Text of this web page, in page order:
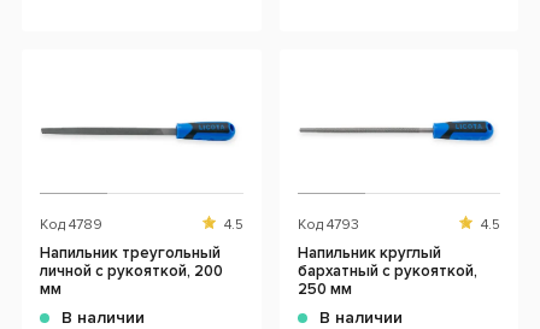
Код 4789 4.5
Напильник треугольный
личной с рукояткой, 200
мм
В наличии
Код 4793 4.5
Напильник круглый
бархатный с рукояткой,
250 мм
В наличии